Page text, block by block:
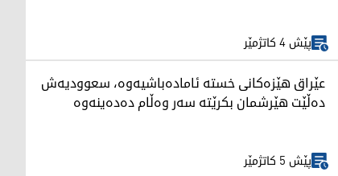
پێش 4 کاتژمێر
عێراق هێزەکانی خستە ئامادەباشیەوە، سعوودیەش
دەڵێت هێرشمان بکرێتە سەر وەڵام دەدەینەوە
پێش 5 کاتژمێر